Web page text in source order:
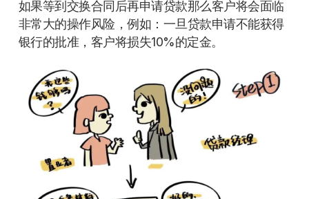
如果等到交换合同后再申请贷款那么客户将会面临
非常大的操作风险，例如：一旦贷款申请不能获得
银行的批准，客户将损失10%的定金。